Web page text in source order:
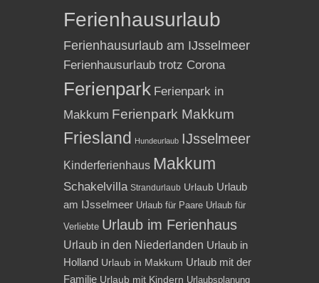
Ferienhausurlaub
Ferienhausurlaub am IJsselmeer
Ferienhausurlaub trotz Corona
Ferienpark Ferienpark in
Makkum Ferienpark Makkum
Friesland Hundeurlaub IJsselmeer
Kinderferienhaus Makkum
Schakelvilla Strandurlaub Urlaub Urlaub
am IJsselmeer Urlaub für Paare Urlaub für
Verliebte Urlaub im Ferienhaus
Urlaub in den Niederlanden Urlaub in
Holland Urlaub in Makkum Urlaub mit der
Familie Urlaub mit Kindern Urlaubsplanung